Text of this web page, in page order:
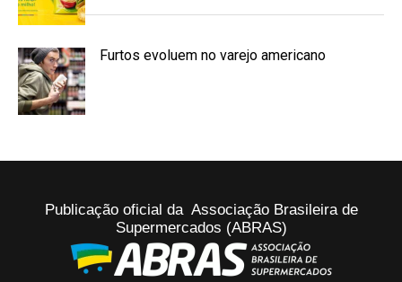
Furtos evoluem no varejo americano
Publicação oficial da Associação Brasileira de
Supermercados (ABRAS)